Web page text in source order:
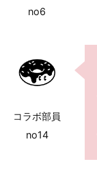
no6
コラボ部員
no14